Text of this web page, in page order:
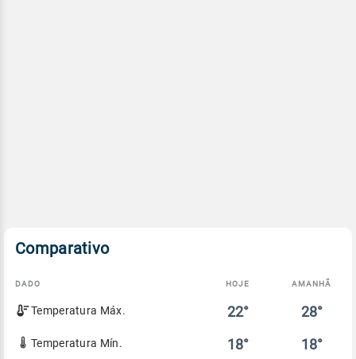
Comparativo
Comparativo
entre
previsão
DADO HOJE AMANHÃ
Temperatura Máx. 22° 28°
Temperatura Mín. 18° 18°